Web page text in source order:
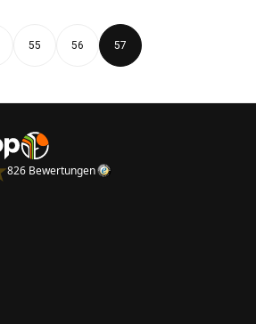
55 56 57
826 Bewertungen